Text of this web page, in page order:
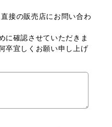
接の販売店にお問い合わ
に確認させていただきま
卒宜しくお願い申し上げ